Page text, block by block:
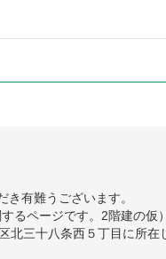
有難うございます。
るページです。2階建の
三十八条西５丁目に所在